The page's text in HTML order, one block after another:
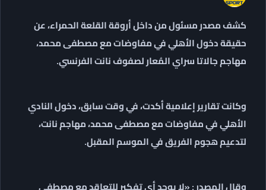
كشف مصدر مسئول من داخل أروقة القلعة الحمراء، عن
حقيقة دخول الأهلي في مفاوضات مع مصطفى محمد،
مهاجم جالاتا سراي المُعار لصفوف نانت الفرنسي.
وكانت تقارير إعلامية أكدت، في وقت سابق، دخول النادي
الأهلي في مفاوضات مع مصطفى محمد، مهاجم نانت،
لتدعيم هجوم الفريق في الموسم المقبل.